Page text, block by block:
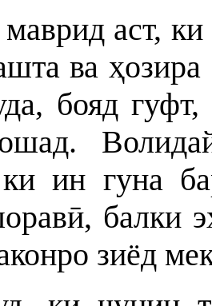
аст,
ва
бояд
ин гуна
балки
зиёд